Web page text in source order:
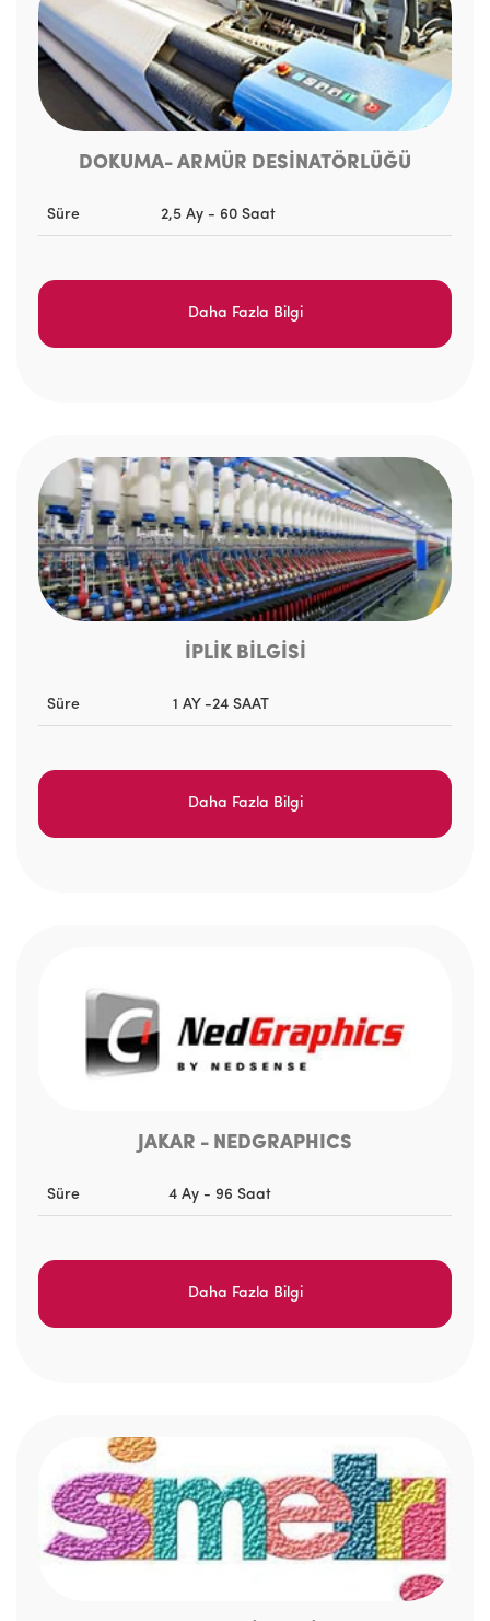
DOKUMA- ARMÜR DESİNATÖRLÜĞÜ
Süre 2,5 Ay - 60 Saat
Daha Fazla Bilgi
İPLİK BİLGİSİ
Süre 1 AY -24 SAAT
Daha Fazla Bilgi
JAKAR - NEDGRAPHICS
Süre 4 Ay - 96 Saat
Daha Fazla Bilgi